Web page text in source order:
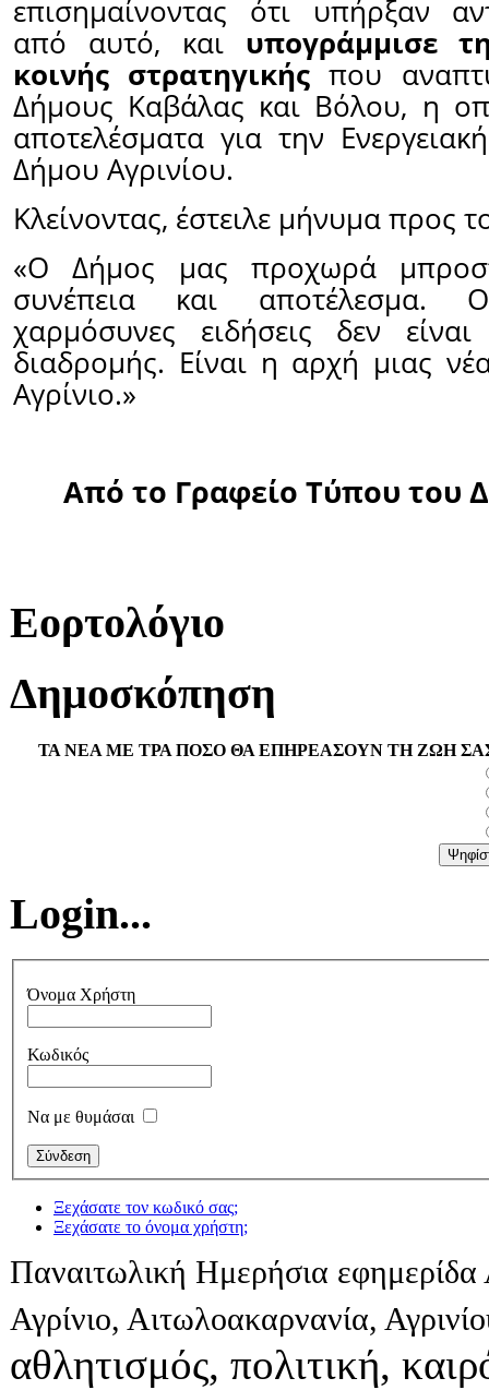
επισημαίνοντας ότι υπήρξαν
από αυτό, και υπογράμμισε
κοινής στρατηγικής που
Δήμους Καβάλας και Βόλου, η
αποτελέσματα για την
Δήμου Αγρινίου.
Κλείνοντας, έστειλε μήνυμα προς
«Ο Δήμος μας προχωρά
συνέπεια και αποτέλεσμα.
χαρμόσυνες ειδήσεις δεν
διαδρομής. Είναι η αρχή μιας
Αγρίνιο.»
Από το Γραφείο Τύπου του
Εορτολόγιο
Δημοσκόπηση
ΤΑ ΝΕΑ ΜΕ ΤΡΑ ΠΟΣΟ ΘΑ ΕΠΗΡΕΑΣΟΥΝ ΤΗ ΖΩΗ
Login...
Όνομα Χρήστη
Κωδικός
Να με θυμάσαι
Ξεχάσατε τον κωδικό σας;
Ξεχάσατε το όνομα χρήστη;
Παναιτωλική Ημερήσια εφημερίδα
Αγρίνιο, Αιτωλοακαρνανία,
αθλητισμός, πολιτική,